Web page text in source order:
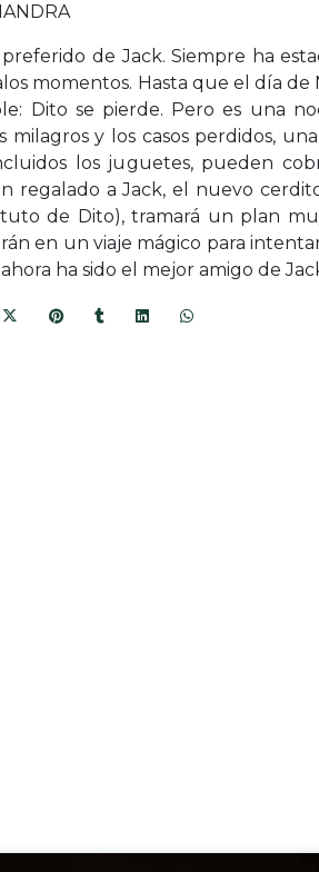
de Jack. Siempre ha
momentos. Hasta que el día de
Dito se pierde. Pero es una
milagros y los casos perdidos,
los juguetes, pueden
regalado a Jack, el nuevo
de Dito), tramará un plan
en un viaje mágico para
ha sido el mejor amigo de